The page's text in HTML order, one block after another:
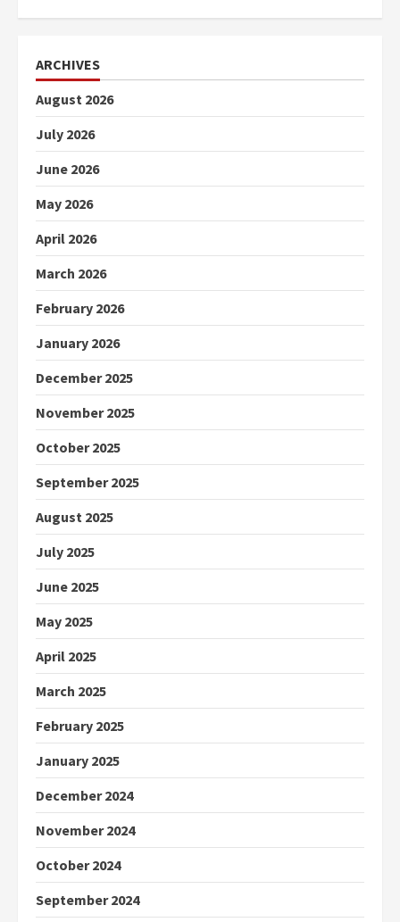
ARCHIVES
August 2026
July 2026
June 2026
May 2026
April 2026
March 2026
February 2026
January 2026
December 2025
November 2025
October 2025
September 2025
August 2025
July 2025
June 2025
May 2025
April 2025
March 2025
February 2025
January 2025
December 2024
November 2024
October 2024
September 2024